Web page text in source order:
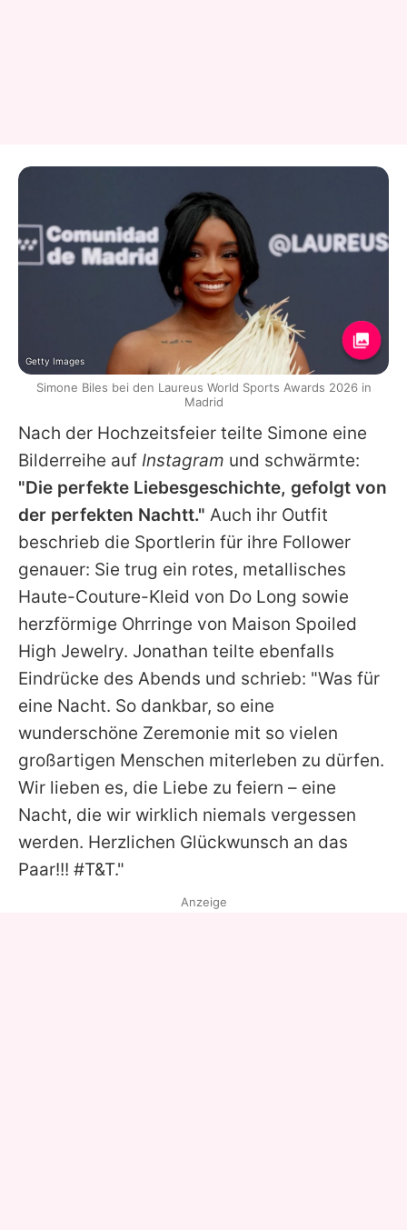
Nach der Hochzeitsfeier teilte Simone eine
Bilderreihe auf Instagram und schwärmte:
"Die perfekte Liebesgeschichte, gefolgt von
der perfekten Nachtt." Auch ihr Outfit
beschrieb die Sportlerin für ihre Follower
genauer: Sie trug ein rotes, metallisches
Haute-Couture-Kleid von Do Long sowie
herzförmige Ohrringe von Maison Spoiled
High Jewelry. Jonathan teilte ebenfalls
Eindrücke des Abends und schrieb: "Was für
eine Nacht. So dankbar, so eine
wunderschöne Zeremonie mit so vielen
großartigen Menschen miterleben zu dürfen.
Wir lieben es, die Liebe zu feiern – eine
Nacht, die wir wirklich niemals vergessen
werden. Herzlichen Glückwunsch an das
Paar!!! #T&T."
Getty Images
Simone Biles bei den Laureus World Sports Awards 2026 in
Madrid
Anzeige